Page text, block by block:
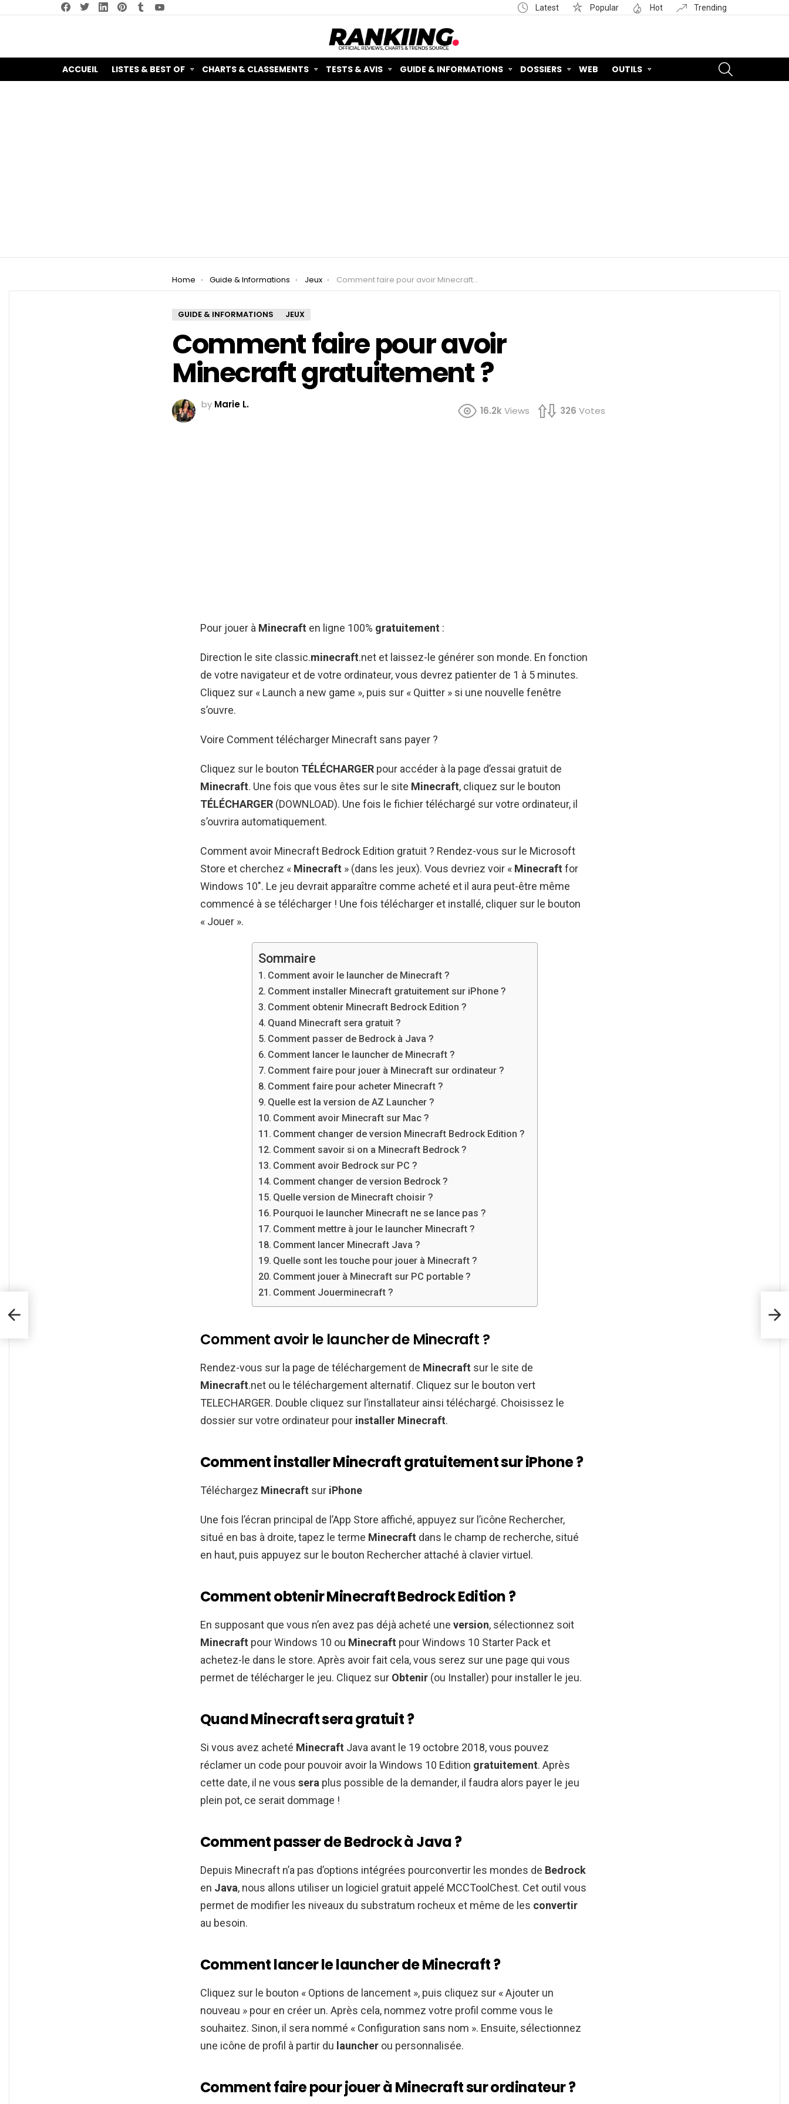
facebooktwitterlinkedin pinterest
Latest Popular Hot Trending
ACCUEIL LISTES & BEST OF CHARTS & CLASSEMENTS TESTS & AVIS GUIDE & INFORMATIONS DOSSIERS WEB OUTILS
You are here:
Home Guide & Informations Jeux Comment faire pour avoir Minecraft gratuitement ?
GUIDE & INFORMATIONS JEUX
Comment faire pour avoir
Minecraft gratuitement ?
by Marie L.
16.2kViews 326 Votes
Pour jouer à Minecraft en ligne 100% gratuitement :
Direction le site classic.minecraft.net et laissez-le générer son monde. En fonction
de votre navigateur et de votre ordinateur, vous devrez patienter de 1 à 5 minutes.
Cliquez sur « Launch a new game », puis sur « Quitter » si une nouvelle fenêtre
s’ouvre.
Voire Comment télécharger Minecraft sans payer ?
Cliquez sur le bouton TÉLÉCHARGER pour accéder à la page d’essai gratuit de
Minecraft. Une fois que vous êtes sur le site Minecraft, cliquez sur le bouton
TÉLÉCHARGER (DOWNLOAD). Une fois le fichier téléchargé sur votre ordinateur, il
s’ouvrira automatiquement.
Comment avoir Minecraft Bedrock Edition gratuit ? Rendez-vous sur le Microsoft
Store et cherchez « Minecraft » (dans les jeux). Vous devriez voir « Minecraft for
Windows 10″. Le jeu devrait apparaître comme acheté et il aura peut-être même
commencé à se télécharger ! Une fois télécharger et installé, cliquer sur le bouton
« Jouer ».
Sommaire
Comment avoir le launcher de Minecraft ?
Comment installer Minecraft gratuitement sur iPhone ?
Comment obtenir Minecraft Bedrock Edition ?
Quand Minecraft sera gratuit ?
Comment passer de Bedrock à Java ?
Comment lancer le launcher de Minecraft ?
Comment faire pour jouer à Minecraft sur ordinateur ?
Comment faire pour acheter Minecraft ?
Quelle est la version de AZ Launcher ?
Comment avoir Minecraft sur Mac ?
Comment changer de version Minecraft Bedrock Edition ?
Comment savoir si on a Minecraft Bedrock ?
Comment avoir Bedrock sur PC ?
Comment changer de version Bedrock ?
Quelle version de Minecraft choisir ?
Pourquoi le launcher Minecraft ne se lance pas ?
Comment mettre à jour le launcher Minecraft ?
Comment lancer Minecraft Java ?
Quelle sont les touche pour jouer à Minecraft ?
Comment jouer à Minecraft sur PC portable ?
Comment Jouerminecraft ?
Comment avoir le launcher de Minecraft ?
Rendez-vous sur la page de téléchargement de Minecraft sur le site de
Minecraft.net ou le téléchargement alternatif. Cliquez sur le bouton vert
TELECHARGER. Double cliquez sur l’installateur ainsi téléchargé. Choisissez le
dossier sur votre ordinateur pour installer Minecraft.
Comment installer Minecraft gratuitement sur iPhone ?
Téléchargez Minecraft sur iPhone
Une fois l’écran principal de l’App Store affiché, appuyez sur l’icône Rechercher,
situé en bas à droite, tapez le terme Minecraft dans le champ de recherche, situé
en haut, puis appuyez sur le bouton Rechercher attaché à clavier virtuel.
Comment obtenir Minecraft Bedrock Edition ?
En supposant que vous n’en avez pas déjà acheté une version, sélectionnez soit
Minecraft pour Windows 10 ou Minecraft pour Windows 10 Starter Pack et
achetez-le dans le store. Après avoir fait cela, vous serez sur une page qui vous
permet de télécharger le jeu. Cliquez sur Obtenir (ou Installer) pour installer le jeu.
Quand Minecraft sera gratuit ?
Si vous avez acheté Minecraft Java avant le 19 octobre 2018, vous pouvez
réclamer un code pour pouvoir avoir la Windows 10 Edition gratuitement. Après
cette date, il ne vous sera plus possible de la demander, il faudra alors payer le jeu
plein pot, ce serait dommage !
Comment passer de Bedrock à Java ?
Depuis Minecraft n’a pas d’options intégrées pourconvertir les mondes de Bedrock
en Java, nous allons utiliser un logiciel gratuit appelé MCCToolChest. Cet outil vous
permet de modifier les niveaux du substratum rocheux et même de les convertir
au besoin.
Comment lancer le launcher de Minecraft ?
Cliquez sur le bouton « Options de lancement », puis cliquez sur « Ajouter un
nouveau » pour en créer un. Après cela, nommez votre profil comme vous le
souhaitez. Sinon, il sera nommé « Configuration sans nom ». Ensuite, sélectionnez
une icône de profil à partir du launcher ou personnalisée.
Comment faire pour jouer à Minecraft sur ordinateur ?